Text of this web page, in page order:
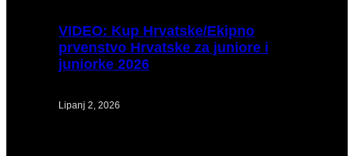
VIDEO: Kup Hrvatske/Ekipno
prvenstvo Hrvatske za juniore i
juniorke 2026
Lipanj 2, 2026